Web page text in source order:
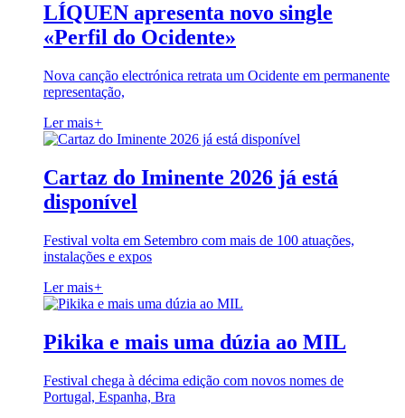
LÍQUEN apresenta novo single
«Perfil do Ocidente»
Nova canção electrónica retrata um Ocidente em permanente
representação,
Ler mais+
Cartaz do Iminente 2026 já está
disponível
Festival volta em Setembro com mais de 100 atuações,
instalações e expos
Ler mais+
Pikika e mais uma dúzia ao MIL
Festival chega à décima edição com novos nomes de
Portugal, Espanha, Bra